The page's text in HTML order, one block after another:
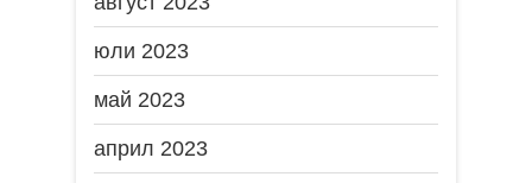
юли 2023
май 2023
април 2023